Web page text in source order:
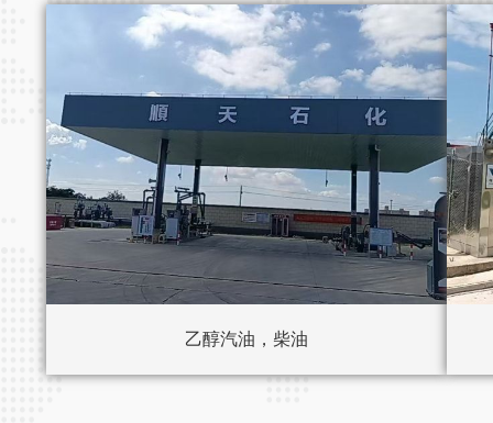
乙醇汽油，柴油